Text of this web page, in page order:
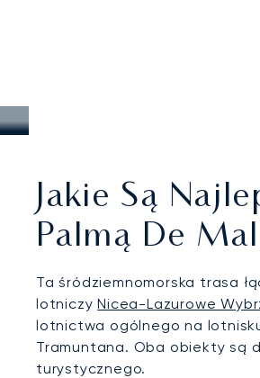
Jakie Są
Palmą De
Ta śródziemnomorska trasa
lotniczyNicea-Lazurowe
lotnictwa ogólnego na
Tramuntana. Oba obiekty są
turystycznego.